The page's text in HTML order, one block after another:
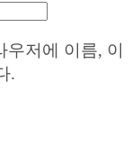
저에 이름, 이
.